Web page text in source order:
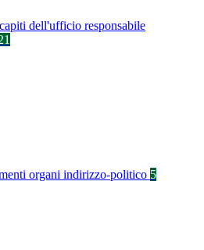
dell'ufficio responsabile
organi indirizzo-politico 5